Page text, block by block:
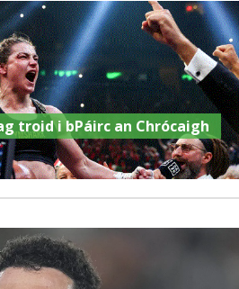
troid i bPáirc an Chrócaigh